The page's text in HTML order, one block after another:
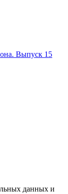
Выпуск 15
данных и